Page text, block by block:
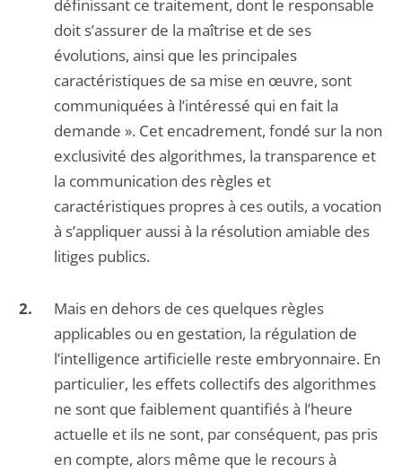
définissant ce traitement, dont le responsable
doit s’assurer de la maîtrise et de ses
évolutions, ainsi que les principales
caractéristiques de sa mise en œuvre, sont
communiquées à l’intéressé qui en fait la
demande ». Cet encadrement, fondé sur la non
exclusivité des algorithmes, la transparence et
la communication des règles et
caractéristiques propres à ces outils, a vocation
à s’appliquer aussi à la résolution amiable des
litiges publics.
Mais en dehors de ces quelques règles
applicables ou en gestation, la régulation de
l’intelligence artificielle reste embryonnaire. En
particulier, les effets collectifs des algorithmes
ne sont que faiblement quantifiés à l’heure
actuelle et ils ne sont, par conséquent, pas pris
en compte, alors même que le recours à